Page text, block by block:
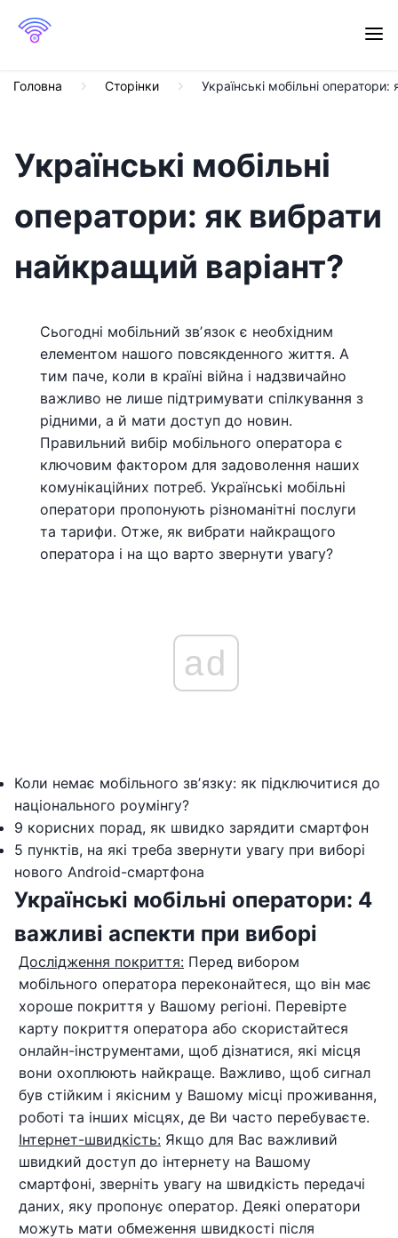
Головна Сторінки Українські мобільні
Українські мобільні
оператори: як вибрати
найкращий варіант?
Сьогодні мобільний звʼязок є необхідним
елементом нашого повсякденного життя. А
тим паче, коли в країні війна і надзвичайно
важливо не лише підтримувати спілкування з
рідними, а й мати доступ до новин.
Правильний вибір мобільного оператора є
ключовим фактором для задоволення наших
комунікаційних потреб. Українські мобільні
оператори пропонують різноманітні послуги
та тарифи. Отже, як вибрати найкращого
оператора і на що варто звернути увагу?
ad
Коли немає мобільного звʼязку: як підключитися до
національного роумінгу?
9 корисних порад, як швидко зарядити смартфон
5 пунктів, на які треба звернути увагу при виборі
нового Android-смартфона
Українські мобільні оператори: 4
важливі аспекти при виборі
Дослідження покриття: Перед вибором
мобільного оператора переконайтеся, що він має
хороше покриття у Вашому регіоні. Перевірте
карту покриття оператора або скористайтеся
онлайн-інструментами, щоб дізнатися, які місця
вони охоплюють найкраще. Важливо, щоб сигнал
був стійким і якісним у Вашому місці проживання,
роботі та інших місцях, де Ви часто перебуваєте.
Інтернет-швидкість: Якщо для Вас важливий
швидкий доступ до інтернету на Вашому
смартфоні, зверніть увагу на швидкість передачі
даних, яку пропонує оператор. Деякі оператори
можуть мати обмеження швидкості після